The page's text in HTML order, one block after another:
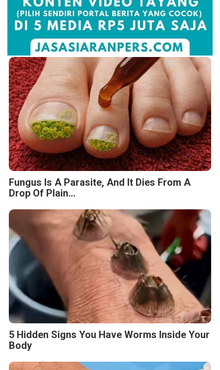
Fungus Is A Parasite, And It Dies From A
Drop Of Plain...
5 Hidden Signs You Have Worms Inside Your
Body